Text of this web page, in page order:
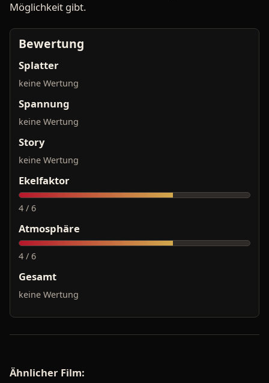
Möglichkeit gibt.
Bewertung
Splatter
keine Wertung
Spannung
keine Wertung
Story
keine Wertung
Ekelfaktor
4 / 6
Atmosphäre
4 / 6
Gesamt
keine Wertung
Ähnlicher Film: